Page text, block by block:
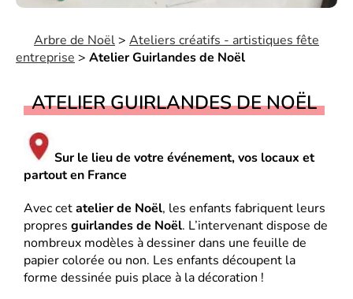
Arbre de Noël> Ateliers créatifs - artistiques fête
entreprise > Atelier Guirlandes de Noël
ATELIER GUIRLANDES DE NOËL
Sur le lieu de votre événement, vos locaux et
partout en France
Avec cetatelier de Noël, les enfants fabriquent leurs
propres guirlandes de Noël. L’intervenant dispose de
nombreux modèles à dessiner dans une feuille de
papier colorée ou non. Les enfants découpent la
forme dessinée puis place à la décoration !